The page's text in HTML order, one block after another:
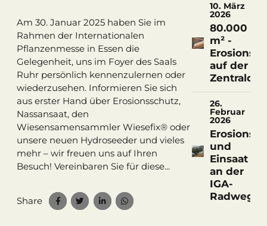
Am 30. Januar 2025 haben Sie im
Rahmen der Internationalen
Pflanzenmesse in Essen die
Gelegenheit, uns im Foyer des Saals
Ruhr persönlich kennenzulernen oder
wiederzusehen. Informieren Sie sich
aus erster Hand über Erosionsschutz,
Nassansaat, den
Wiesensamensammler Wiesefix® oder
unsere neuen Hydroseeder und vieles
mehr – wir freuen uns auf Ihren
Besuch! Vereinbaren Sie für diese...
Share
10. März
2026
80.000
m² -
auf der
26.
Februar
2026
und
Einsaat
an der
IGA-